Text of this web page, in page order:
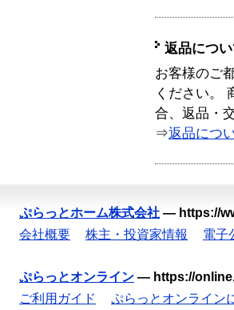
返品につ
お客様のご
ください。
合、返品・
⇒返品につ
ぷらっとホーム株式会社 — https://
会社概要
株主・投資家情報 電子
ぷらっとオンライン — https://
ご利用ガイド
ぷらっとオンライン